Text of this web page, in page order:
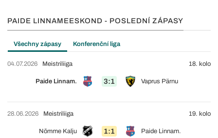
PAIDE LINNAMEESKOND - POSLEDNÍ ZÁPASY
Všechny zápasy Konferenční liga
04.07.2026
Paide Linnam. 3:1 Vaprus Pärnu
Meistriliiga 18. kolo
28.06.2026
Nõmme Kalju 1:1 Paide Linnam.
Meistriliiga 19. kolo